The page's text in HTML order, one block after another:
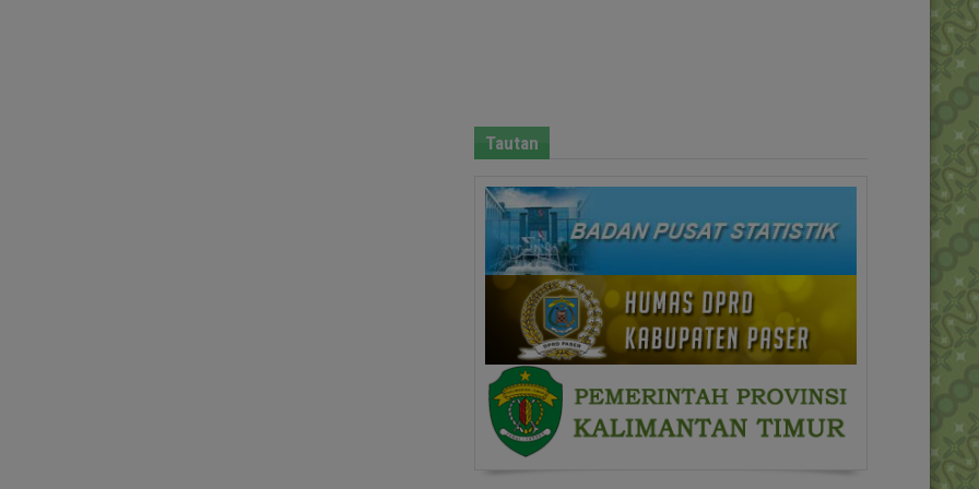
Tautan